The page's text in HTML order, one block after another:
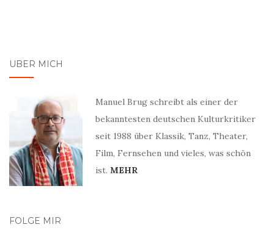
ÜBER MICH
Manuel Brug schreibt als einer der
bekanntesten deutschen Kulturkritiker
seit 1988 über Klassik, Tanz, Theater,
Film, Fernsehen und vieles, was schön
ist. MEHR
FOLGE MIR